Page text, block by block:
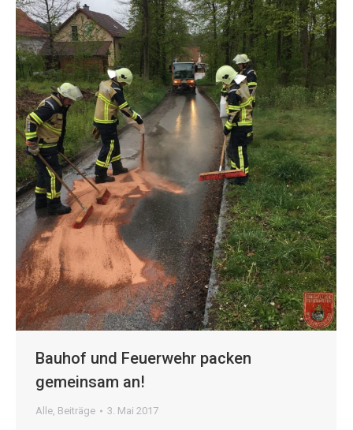
Bauhof und Feuerwehr packen
gemeinsam an!
Alle, Beiträge 3. Mai 2017